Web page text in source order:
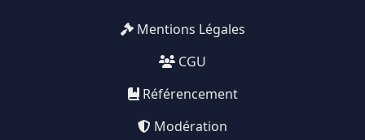
Mentions Légales
CGU
Référencement
Modération